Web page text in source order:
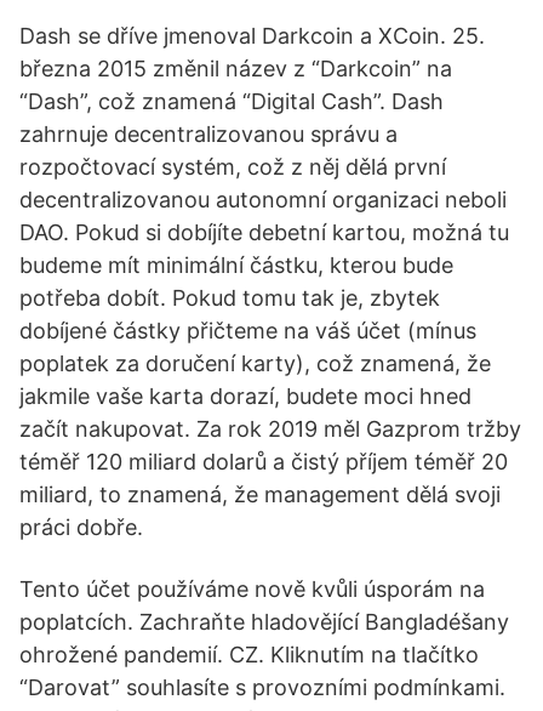
Dash se dříve jmenoval Darkcoin a XCoin. 25.
března 2015 změnil název z “Darkcoin” na
“Dash”, což znamená “Digital Cash”. Dash
zahrnuje decentralizovanou správu a
rozpočtovací systém, což z něj dělá první
decentralizovanou autonomní organizaci neboli
DAO. Pokud si dobíjíte debetní kartou, možná tu
budeme mít minimální částku, kterou bude
potřeba dobít. Pokud tomu tak je, zbytek
dobíjené částky přičteme na váš účet (mínus
poplatek za doručení karty), což znamená, že
jakmile vaše karta dorazí, budete moci hned
začít nakupovat. Za rok 2019 měl Gazprom tržby
téměř 120 miliard dolarů a čistý příjem téměř 20
miliard, to znamená, že management dělá svoji
práci dobře.
Tento účet používáme nově kvůli úsporám na
poplatcích. Zachraňte hladovějící Bangladéšany
ohrožené pandemií. CZ. Kliknutím na tlačítko
“Darovat” souhlasíte s provozními podmínkami.